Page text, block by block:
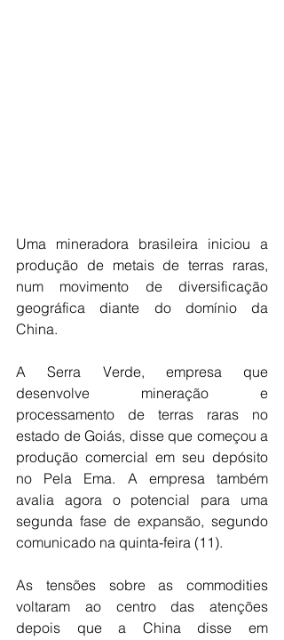
Uma mineradora brasileira iniciou a
produção de metais de terras raras,
num movimento de diversificação
geográfica diante do domínio da
China.
A Serra Verde, empresa que
desenvolve mineração e
processamento de terras raras no
estado de Goiás, disse que começou a
produção comercial em seu depósito
no Pela Ema. A empresa também
avalia agora o potencial para uma
segunda fase de expansão, segundo
comunicado na quinta-feira (11).
As tensões sobre as commodities
voltaram ao centro das atenções
depois que a China disse em